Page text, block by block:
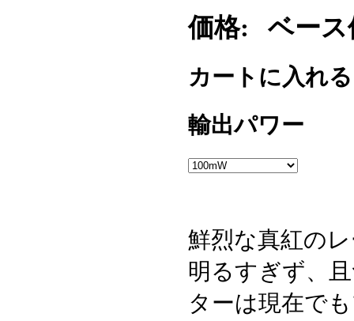
価格: ベース
カートに入れ
輸出パワー
鮮烈な真紅の
明るすぎず、
ターは現在で